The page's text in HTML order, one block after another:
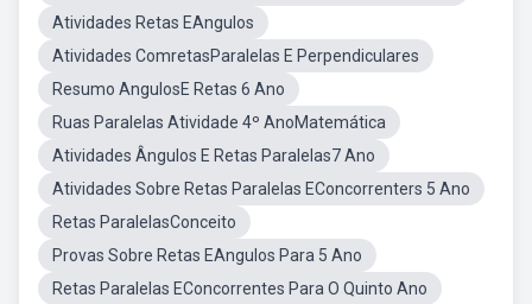
Atividades Retas EAngulos
Atividades ComretasParalelas E Perpendiculares
Resumo AngulosE Retas 6 Ano
Ruas Paralelas Atividade 4º AnoMatemática
Atividades Ângulos E Retas Paralelas7 Ano
Atividades Sobre Retas Paralelas EConcorrenters 5 Ano
Retas ParalelasConceito
Provas Sobre Retas EAngulos Para 5 Ano
Retas Paralelas EConcorrentes Para O Quinto Ano